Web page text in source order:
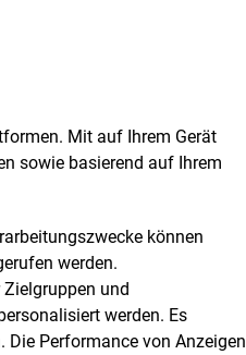
Mit auf Ihrem Gerät
sowie basierend auf Ihrem
können
werden.
und
werden. Es
Performance von Anzeigen
Kunden